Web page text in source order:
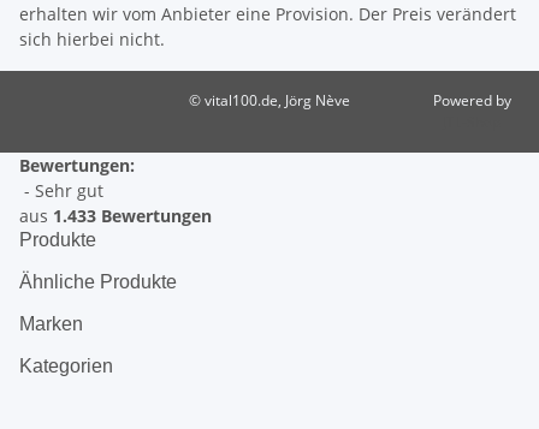
erhalten wir vom Anbieter eine Provision. Der Preis verändert
sich hierbei nicht.
© vital100.de, Jörg Nève
Powered by
Bewertungen:
- Sehr gut
aus 1.433 Bewertungen
Produkte
Ähnliche Produkte
Marken
Kategorien